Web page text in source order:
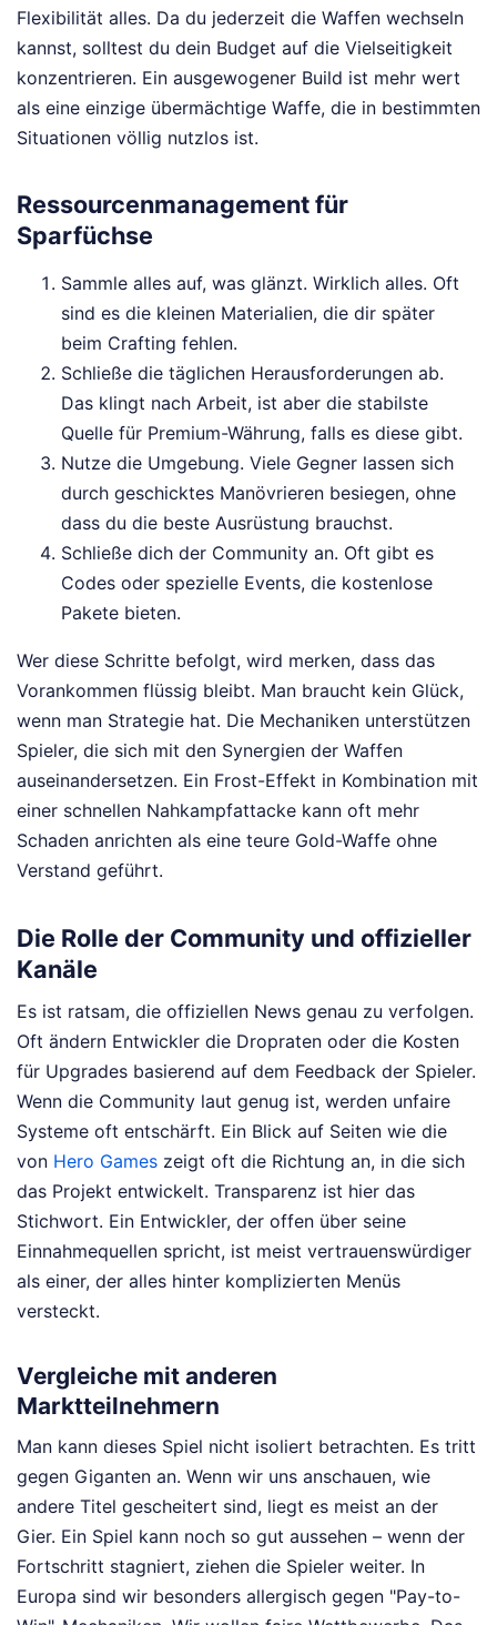
Flexibilität alles. Da du jederzeit die Waffen wechseln
kannst, solltest du dein Budget auf die Vielseitigkeit
konzentrieren. Ein ausgewogener Build ist mehr wert
als eine einzige übermächtige Waffe, die in bestimmten
Situationen völlig nutzlos ist.
Ressourcenmanagement für
Sparfüchse
Sammle alles auf, was glänzt. Wirklich alles. Oft
sind es die kleinen Materialien, die dir später
beim Crafting fehlen.
Schließe die täglichen Herausforderungen ab.
Das klingt nach Arbeit, ist aber die stabilste
Quelle für Premium-Währung, falls es diese gibt.
Nutze die Umgebung. Viele Gegner lassen sich
durch geschicktes Manövrieren besiegen, ohne
dass du die beste Ausrüstung brauchst.
Schließe dich der Community an. Oft gibt es
Codes oder spezielle Events, die kostenlose
Pakete bieten.
Wer diese Schritte befolgt, wird merken, dass das
Vorankommen flüssig bleibt. Man braucht kein Glück,
wenn man Strategie hat. Die Mechaniken unterstützen
Spieler, die sich mit den Synergien der Waffen
auseinandersetzen. Ein Frost-Effekt in Kombination mit
einer schnellen Nahkampfattacke kann oft mehr
Schaden anrichten als eine teure Gold-Waffe ohne
Verstand geführt.
Die Rolle der Community und offizieller
Kanäle
Es ist ratsam, die offiziellen News genau zu verfolgen.
Oft ändern Entwickler die Dropraten oder die Kosten
für Upgrades basierend auf dem Feedback der Spieler.
Wenn die Community laut genug ist, werden unfaire
Systeme oft entschärft. Ein Blick auf Seiten wie die
von Hero Games zeigt oft die Richtung an, in die sich
das Projekt entwickelt. Transparenz ist hier das
Stichwort. Ein Entwickler, der offen über seine
Einnahmequellen spricht, ist meist vertrauenswürdiger
als einer, der alles hinter komplizierten Menüs
versteckt.
Vergleiche mit anderen
Marktteilnehmern
Man kann dieses Spiel nicht isoliert betrachten. Es tritt
gegen Giganten an. Wenn wir uns anschauen, wie
andere Titel gescheitert sind, liegt es meist an der
Gier. Ein Spiel kann noch so gut aussehen – wenn der
Fortschritt stagniert, ziehen die Spieler weiter. In
Europa sind wir besonders allergisch gegen "Pay-to-